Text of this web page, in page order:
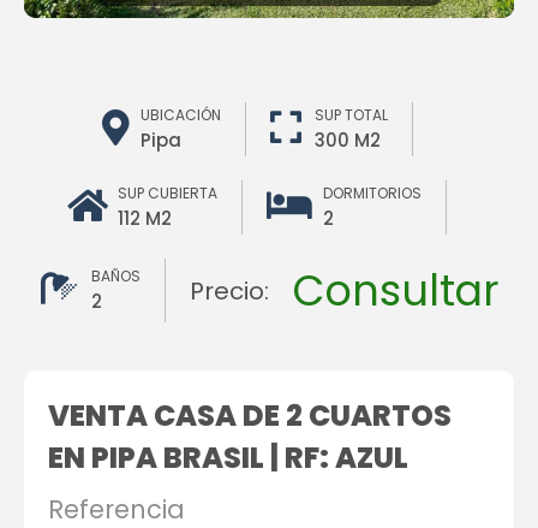
UBICACIÓN
Pipa
SUP TOTAL
300 M2
SUP CUBIERTA
112 M2
DORMITORIOS
2
BAÑOS
2 Precio: Consultar
VENTA CASA DE 2 CUARTOS
EN PIPA BRASIL | RF: AZUL
Referencia